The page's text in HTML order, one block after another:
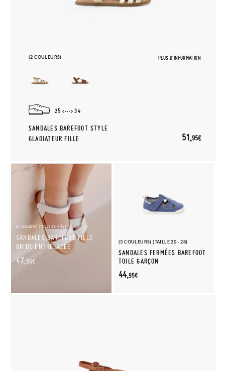
(2 COULEURS) PLUS D'INFORMATION
25 34
SANDALES BAREFOOT STYLE
GLADIATEUR FILLE
51,95€
(2 COULEURS) (TAILLE 25 - 32)
SANDALES BAREFOOT FILLE
BRIDE ENTRELACÉE
47, 95€
(3 COULEURS) (TAILLE 20 - 28)
SANDALES FERMÉES BAREFOOT
TOILE GARÇON
44,95€